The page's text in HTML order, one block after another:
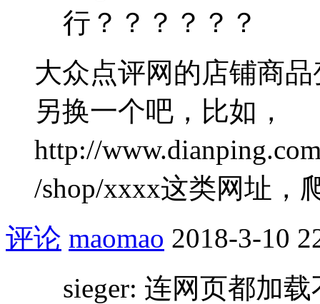
行？？？？？？
大众点评网的店铺商
另换一个吧，比如，
http://
/shop/xxxx这类网址，
评论 maomao 2018-3-10
sieger: 连网页都加